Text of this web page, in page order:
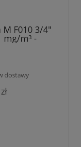
F010 3/4"
mg/m³ -
dostawy